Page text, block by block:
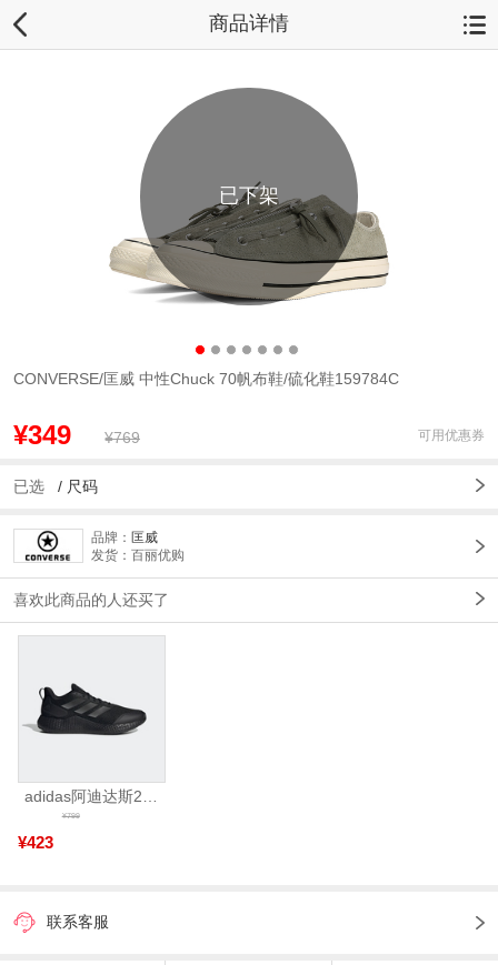
商品详情
已下架
CONVERSE/匡威 中性Chuck 70帆布鞋/硫化鞋159784C
¥349 ¥769 可用优惠券
已选 / 尺码
品牌： 匡威
发货：百丽优购
喜欢此商品的人还买了
¥423
¥799
联系客服